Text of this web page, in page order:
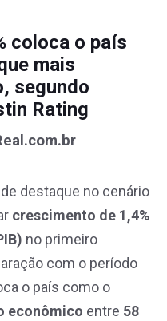
coloca o país
mais
segundo
Rating
destaque no cenário
crescimento de 1,4%
no primeiro
com o período
o país como o
econômico entre 58